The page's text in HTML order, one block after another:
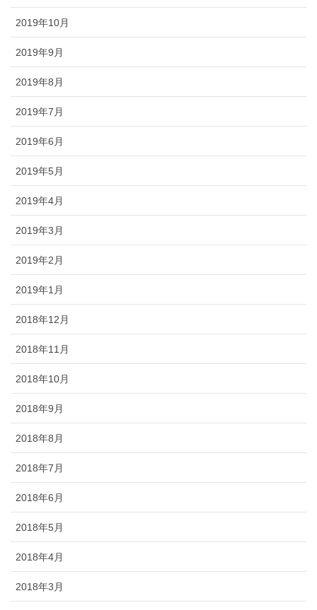
2019年10月
2019年9月
2019年8月
2019年7月
2019年6月
2019年5月
2019年4月
2019年3月
2019年2月
2019年1月
2018年12月
2018年11月
2018年10月
2018年9月
2018年8月
2018年7月
2018年6月
2018年5月
2018年4月
2018年3月